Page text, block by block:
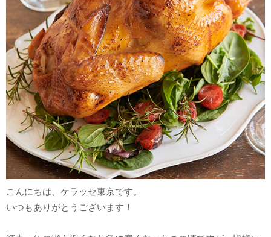
こんにちは、ケラッセ東京です。
いつもありがとうございます！